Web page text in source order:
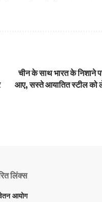
चीन के साथ भारत के निशाने
आए, सस्ते आयातित स्टील को
लिंक्स
आयोग